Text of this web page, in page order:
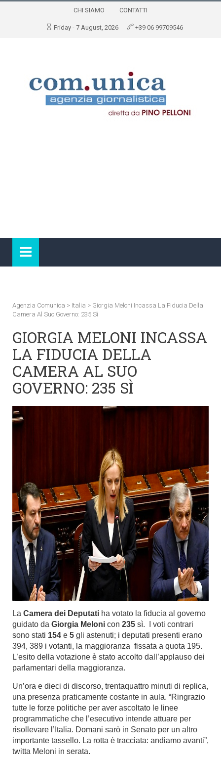
CHI SIAMO CONTATTI
Friday - 7 August, 2026 +39 06 99709546
Agenzia Comunica > Italia > Giorgia Meloni Incassa La Fiducia Della
Camera Al Suo Governo: 235 Sì
GIORGIA MELONI INCASSA
LA FIDUCIA DELLA
CAMERA AL SUO
GOVERNO: 235 SÌ
La Camera dei Deputati ha votato la fiducia al governo
guidato da Giorgia Meloni con 235 sì. I voti contrari
sono stati 154 e 5 gli astenuti; i deputati presenti erano
394, 389 i votanti, la maggioranza fissata a quota 195.
L’esito della votazione è stato accolto dall’applauso dei
parlamentari della maggioranza.
Un’ora e dieci di discorso, trentaquattro minuti di replica,
una presenza praticamente costante in aula. “Ringrazio
tutte le forze politiche per aver ascoltato le linee
programmatiche che l’esecutivo intende attuare per
risollevare l’Italia. Domani sarò in Senato per un altro
importante tassello. La rotta è tracciata: andiamo avanti”,
twitta Meloni in serata.